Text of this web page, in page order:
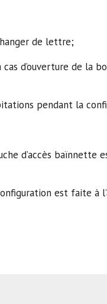
de lettre;
d’ouverture de la
pendant la
d’accès baïnnette
est faite à